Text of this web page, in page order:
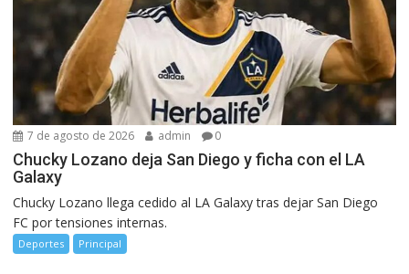
7 de agosto de 2026 admin 0
Chucky Lozano deja San Diego y ficha con el LA
Galaxy
Chucky Lozano llega cedido al LA Galaxy tras dejar San Diego
FC por tensiones internas.
Deportes Principal